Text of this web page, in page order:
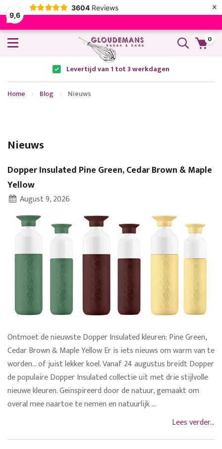
9,6
3604 Reviews ×
0
Levertijd van 1 tot 3 werkdagen
Home Blog Nieuws
Nieuws
Dopper Insulated Pine Green, Cedar Brown & Maple
Yellow
August 9, 2026
Ontmoet de nieuwste Dopper Insulated kleuren: Pine Green,
Cedar Brown & Maple Yellow Er is iets nieuws om warm van te
worden... of juist lekker koel. Vanaf 24 augustus breidt Dopper
de populaire Dopper Insulated collectie uit met drie stijlvolle
nieuwe kleuren. Geïnspireerd door de natuur, gemaakt om
overal mee naartoe te nemen en natuurlijk ...
Lees verder...